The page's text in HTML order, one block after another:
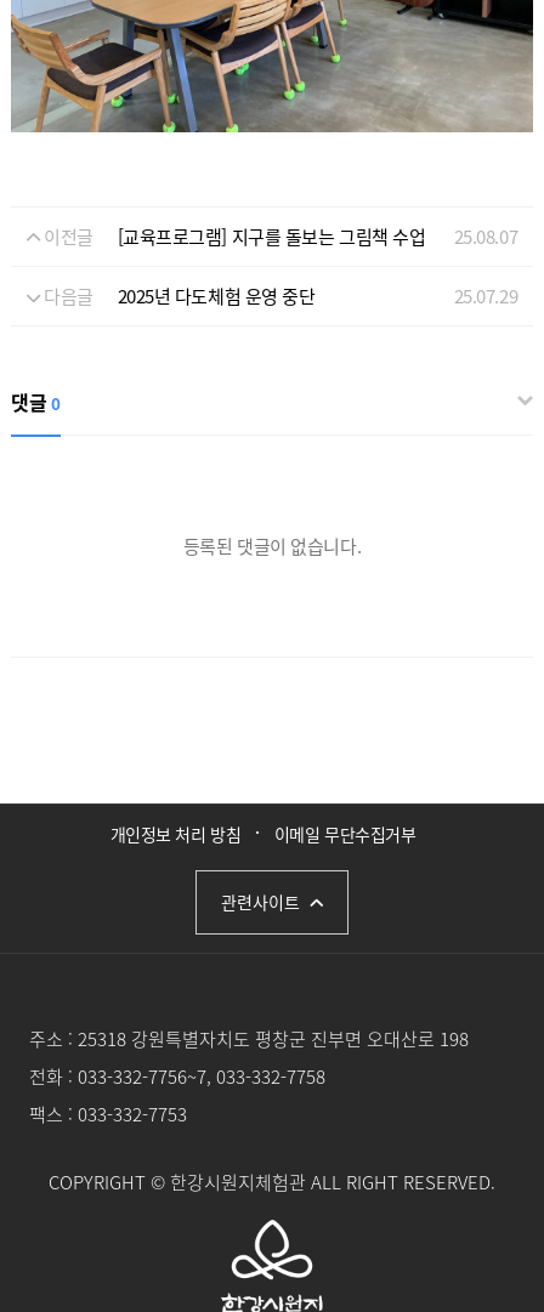
이전글 [교육프로그램] 지구를 돌보는 그림책 수업 25.08.07
다음글 2025년 다도체험 운영 중단 25.07.29
댓글 0
등록된 댓글이 없습니다.
개인정보 처리 방침 이메일 무단수집거부
관련사이트
주소 :25318 강원특별자치도 평창군 진부면 오대산로 198
전화 :033-332-7756~7, 033-332-7758
팩스 : 033-332-7753
COPYRIGHT© 한강시원지체험관 ALL RIGHT RESERVED.